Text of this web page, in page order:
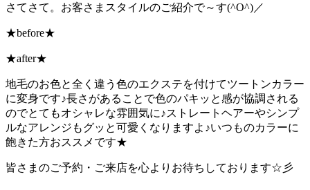
さてさて。お客さまスタイルのご紹介で～す(^O^)／
★before★
★after★
地毛のお色と全く違う色のエクステを付けてツートンカラー
に変身です♪長さがあることで色のパキッと感が協調される
のでとてもオシャレな雰囲気に♪ストレートヘアーやシンプ
ルなアレンジもグッと可愛くなりますよ♪いつものカラーに
飽きた方おススメです★
皆さまのご予約・ご来店を心よりお待ちしております☆彡